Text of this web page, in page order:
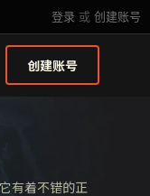
登录 或 创建账号
创建账号
有着不错的正